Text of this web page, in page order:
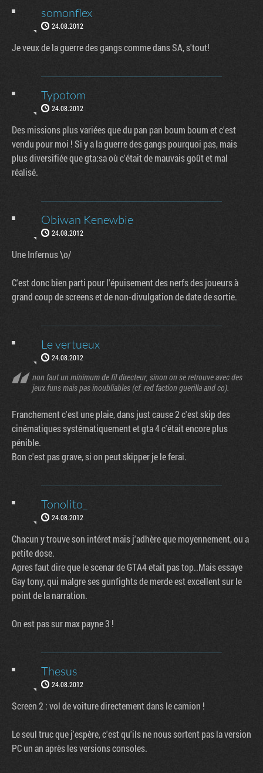
somonflex
24.08.2012
Je veux de la guerre des gangs comme dans SA, s'tout!
Typotom
24.08.2012
Des missions plus variées que du pan pan boum boum et c'est
vendu pour moi ! Si y a la guerre des gangs pourquoi pas, mais
plus diversifiée que gta:sa où c'était de mauvais goût et mal
réalisé.
Obiwan Kenewbie
24.08.2012
Une Infernus \o/
C'est donc bien parti pour l'épuisement des nerfs des joueurs à
grand coup de screens et de non-divulgation de date de sortie.
Le vertueux
24.08.2012
non faut un minimum de fil directeur, sinon on se retrouve avec des
jeux funs mais pas inoubliables (cf. red faction guerilla and co).
Franchement c'est une plaie, dans just cause 2 c'est skip des
cinématiques systématiquement et gta 4 c'était encore plus
pénible.
Bon c'est pas grave, si on peut skipper je le ferai.
Tonolito_
24.08.2012
Chacun y trouve son intéret mais j'adhère que moyennement, ou a
petite dose.
Apres faut dire que le scenar de GTA4 etait pas top..Mais essaye
Gay tony, qui malgre ses gunfights de merde est excellent sur le
point de la narration.
On est pas sur max payne 3 !
Thesus
24.08.2012
Screen 2 : vol de voiture directement dans le camion !
Le seul truc que j'espère, c'est qu'ils ne nous sortent pas la version
PC un an après les versions consoles.